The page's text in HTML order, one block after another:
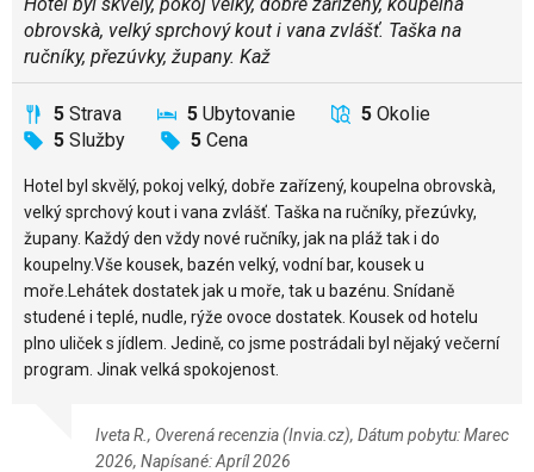
obrovskà, velký sprchový kout i vana zvlášť. Taška na
ručníky, přezúvky, župany. Kaž
5 Strava 5 Ubytovanie 5 Okolie
5 Služby 5 Cena
Hotel byl skvělý, pokoj velký, dobře zařízený, koupelna obrovskà,
velký sprchový kout i vana zvlášť. Taška na ručníky, přezúvky,
župany. Každý den vždy nové ručníky, jak na pláž tak i do
koupelny.Vše kousek, bazén velký, vodní bar, kousek u
moře.Lehátek dostatek jak u moře, tak u bazénu. Snídaně
studené i teplé, nudle, rýže ovoce dostatek. Kousek od hotelu
plno uliček s jídlem. Jedině, co jsme postrádali byl nějaký večerní
program. Jinak velká spokojenost.
Iveta R., Overená recenzia (Invia.cz), Dátum pobytu: Marec
2026, Napísané: Apríl 2026